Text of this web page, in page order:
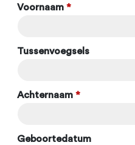
Voornaam *
Tussenvoegsels
Achternaam *
Geboortedatum